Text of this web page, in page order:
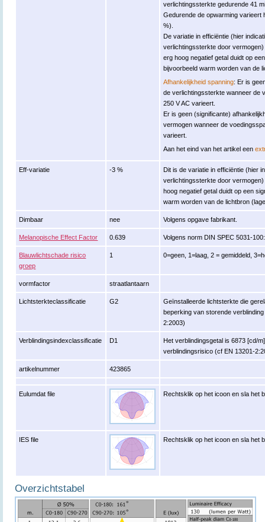
verlichtingssterkte gedurende 41
Gedurende de opwarming varieert
%).
De variatie in efficiëntie (hier
verlichtingssterkte door
erg hoog negatief getal duidt op
bijvoorbeeld warm worden van de
Afhankelijkheid spanning: Er is
de verlichtingssterkte wanneer de
250 V AC varieert.
Er is geen (significante)
vermogen wanneer de
varieert.
Aan het eind van het artikel een
Eff-variatie -3 %
Dit is de variatie in efficiëntie (hier
verlichtingssterkte door
hoog negatief getal duidt op een
warm worden van de lichtbron
Dimbaar nee Volgens opgave fabrikant.
Melanopische Effect Factor 0.639 Volgens norm DIN SPEC 5031-
Blauwlichtschade risico
groep
1 0=geen, 1=laag, 2 = gemiddeld,
vormfactor straatlantaarn
Lichtsterkteclassificatie G2
Geïnstalleerde lichtsterkte die
beperking van storende
2:2003)
Verblindingsindexclassificatie D1
Het verblindingsgetal is 6873 [cd/
verblindingsrisico (cf EN 13201-
artikelnummer 423865
Eulumdat file Rechtsklik op het icoon en sla het
IES file Rechtsklik op het icoon en sla het
Overzichtstabel